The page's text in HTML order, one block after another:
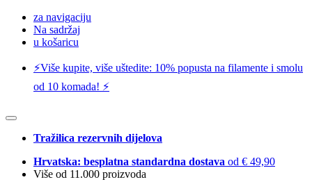
za navigaciju
Na sadržaj
u košaricu
⚡️Više kupite, više uštedite: 10% popusta na filamente i smolu
od 10 komada! ⚡️
Tražilica rezervnih dijelova
Hrvatska: besplatna standardna dostava od € 49,90
Više od 11.000 proizvoda